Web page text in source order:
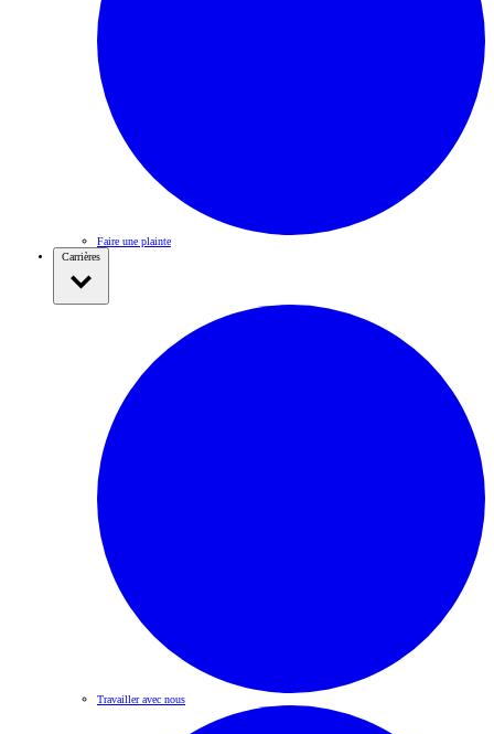
Faire une plainte
Carrières
Travailler avec nous